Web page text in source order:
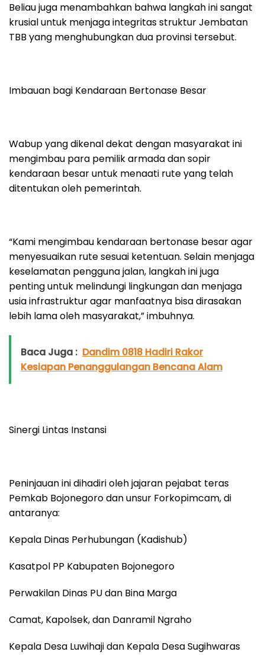
Beliau juga menambahkan bahwa langkah ini sangat
krusial untuk menjaga integritas struktur Jembatan
TBB yang menghubungkan dua provinsi tersebut.
Imbauan bagi Kendaraan Bertonase Besar
Wabup yang dikenal dekat dengan masyarakat ini
mengimbau para pemilik armada dan sopir
kendaraan besar untuk menaati rute yang telah
ditentukan oleh pemerintah.
“Kami mengimbau kendaraan bertonase besar agar
menyesuaikan rute sesuai ketentuan. Selain menjaga
keselamatan pengguna jalan, langkah ini juga
penting untuk melindungi lingkungan dan menjaga
usia infrastruktur agar manfaatnya bisa dirasakan
lebih lama oleh masyarakat,” imbuhnya.
Baca Juga : Dandim 0818 Hadiri Rakor
Kesiapan Penanggulangan Bencana Alam
Sinergi Lintas Instansi
Peninjauan ini dihadiri oleh jajaran pejabat teras
Pemkab Bojonegoro dan unsur Forkopimcam, di
antaranya:
Kepala Dinas Perhubungan (Kadishub)
Kasatpol PP Kabupaten Bojonegoro
Perwakilan Dinas PU dan Bina Marga
Camat, Kapolsek, dan Danramil Ngraho
Kepala Desa Luwihaji dan Kepala Desa Sugihwaras